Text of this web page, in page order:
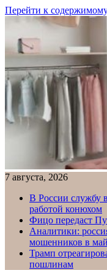
Перейти к
7 августа, 2026
В России службу
работой конюхом
Фицо передаст
Аналитики:
мошенников в
Трамп
пошлинам